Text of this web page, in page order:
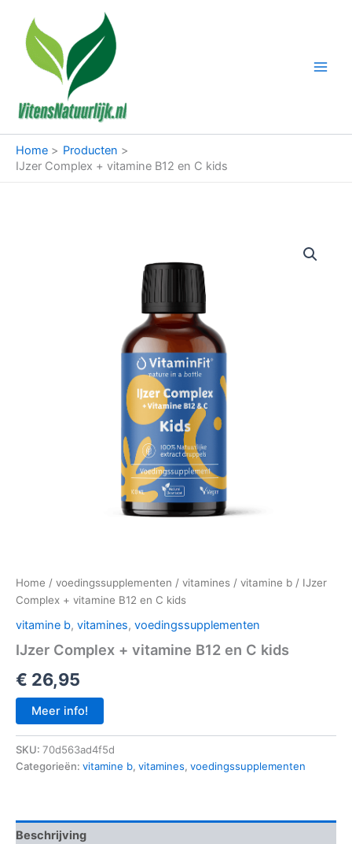
inhoud
Home
Producten
IJzer Complex + vitamine B12 en C kids
Home / voedingssupplementen / vitamines / vitamine b / IJzer
Complex + vitamine B12 en C kids
vitamine b, vitamines, voedingssupplementen
IJzer Complex + vitamine B12 en C kids
€ 26,95
Meer info!
SKU: 70d563ad4f5d
Categorieën: vitamine b, vitamines, voedingssupplementen
Beschrijving